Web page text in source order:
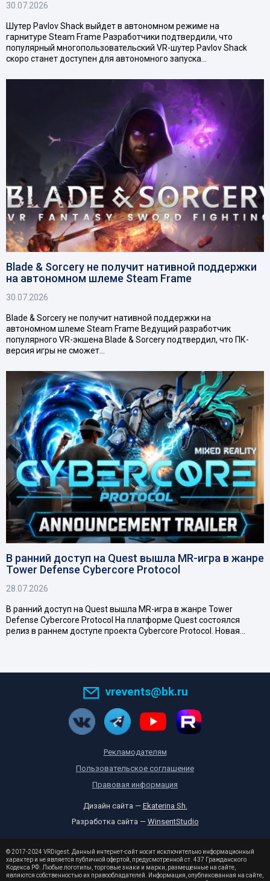
30.07.2026
Шутер Pavlov Shack выйдет в автономном режиме на
гарнитуре Steam Frame Разработчики подтвердили, что
популярный многопользовательский VR-шутер Pavlov Shack
скоро станет доступен для автономного запуска…
Blade & Sorcery не получит нативной поддержки
на автономном шлеме Steam Frame
30.07.2026
Blade & Sorcery не получит нативной поддержки на
автономном шлеме Steam Frame Ведущий разработчик
популярного VR-экшена Blade & Sorcery подтвердил, что ПК-
версия игры не сможет…
В ранний доступ на Quest вышла MR-игра в жанре
Tower Defense Cybercore Protocol
28.07.2026
В ранний доступ на Quest вышла MR-игра в жанре Tower
Defense Cybercore Protocol На платформе Quest состоялся
релиз в раннем доступе проекта Cybercore Protocol. Новая…
vrevents@bk.ru
Рекламодателям
Пользовательское соглашение
Правовая информация
Дизайн сайта — Ekaterina Sh.
Разработка сайта — WinsentStudio
© 2017-2024 VRDigest. Данный интернет-сайт носит исключительно информационный
характер и не является публичной офертой, предусмотренной ст. 437 Гражданского
Кодекса РФ. Любые логотипы, торговые знаки и марки, размещенные на сайте,
являются собственностью их правообладателей. Информация, опубликованная на сайте,